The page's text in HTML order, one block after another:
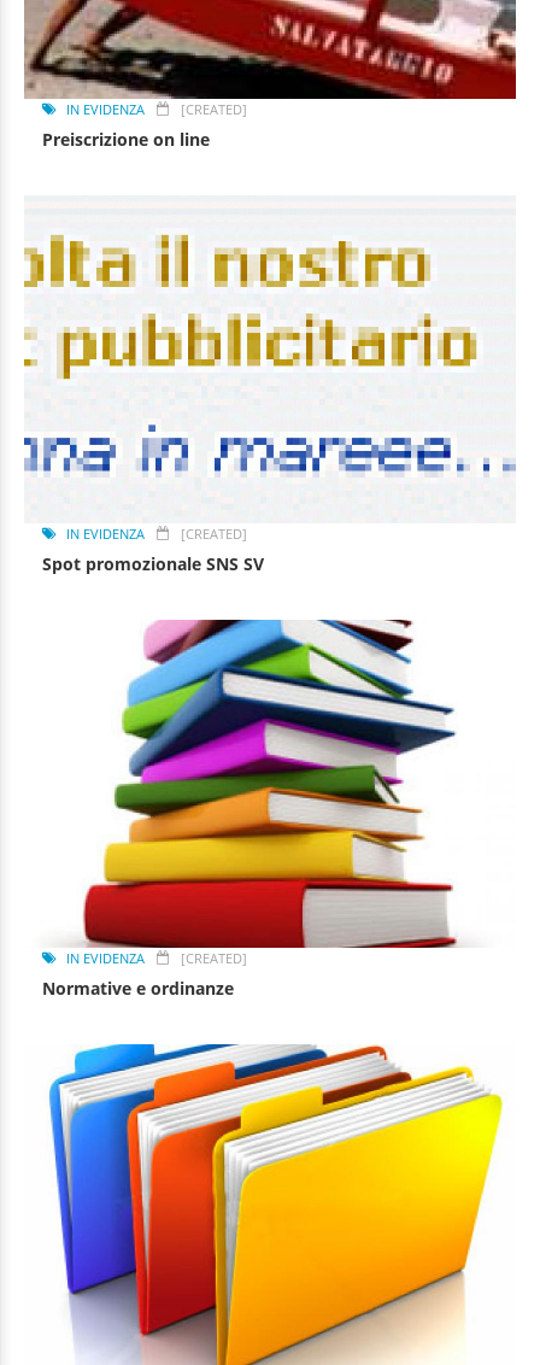
IN EVIDENZA [CREATED]
Preiscrizione on line
IN EVIDENZA [CREATED]
Spot promozionale SNS SV
IN EVIDENZA [CREATED]
Normative e ordinanze